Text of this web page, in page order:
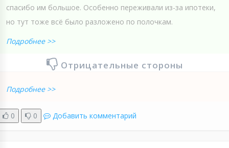
спасибо им большое. Особенно переживали из-за ипотеки,
но тут тоже всё было разложено по полочкам.
Подробнее >>
Отрицательные стороны
Подробнее >>
0 0 Добавить комментарий